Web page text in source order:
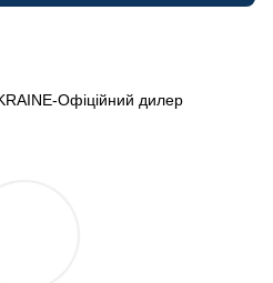
Офіційний дилер